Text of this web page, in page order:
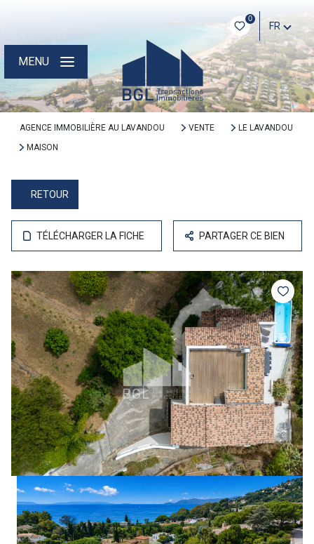
0
FR
MENU
AGENCE IMMOBILIÈRE AU LAVANDOU VENTE
LE LAVANDOU
MAISON
RETOUR
TÉLÉCHARGER LA FICHE PARTAGER CE BIEN